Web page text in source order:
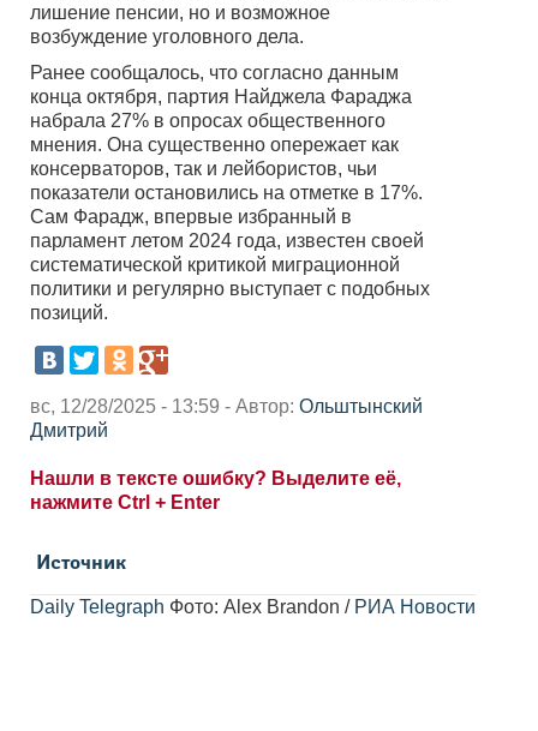
лишение пенсии, но и возможное
возбуждение уголовного дела.
Ранее сообщалось, что согласно данным
конца октября, партия Найджела Фараджа
набрала 27% в опросах общественного
мнения. Она существенно опережает как
консерваторов, так и лейбористов, чьи
показатели остановились на отметке в 17%.
Сам Фарадж, впервые избранный в
парламент летом 2024 года, известен своей
систематической критикой миграционной
политики и регулярно выступает с подобных
позиций.
вс, 12/28/2025 - 13:59 - Автор: Ольштынский
Дмитрий
Нашли в тексте ошибку? Выделите её,
нажмите Ctrl + Enter
Источник
Daily Telegraph Фото: Alex Brandon / РИА Новости